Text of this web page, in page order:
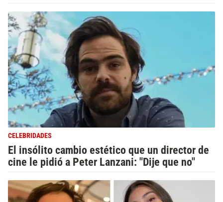
CELEBRIDADES
El insólito cambio estético que un director de
cine le pidió a Peter Lanzani: "Dije que no"